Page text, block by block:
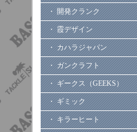
・ 開発クランク
・ 霞デザイン
・ カハラジャパン
・ ガンクラフト
・ ギークス（GEEKS）
・ ギミック
・ キラーヒート